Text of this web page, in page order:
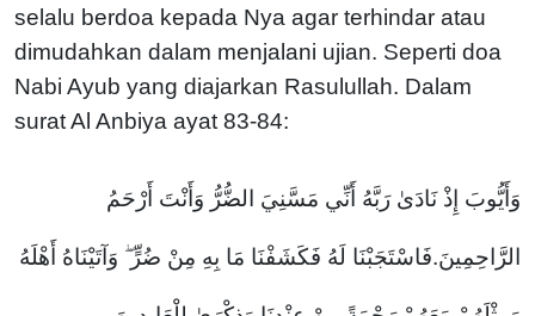
selalu berdoa kepada Nya agar terhindar atau
dimudahkan dalam menjalani ujian. Seperti doa
Nabi Ayub yang diajarkan Rasulullah. Dalam
surat Al Anbiya ayat 83-84:
وَأَيُّوبَ إِذْ نَادَىٰ رَبَّهُ أَنِّي مَسَّنِيَ الضُّرُّ وَأَنْتَ أَرْحَمُ
الرَّاحِمِينَ.فَاسْتَجَبْنَا لَهُ فَكَشَفْنَا مَا بِهِ مِنْ ضُرٍّ ۖ وَآتَيْنَاهُ أَهْلَهُ